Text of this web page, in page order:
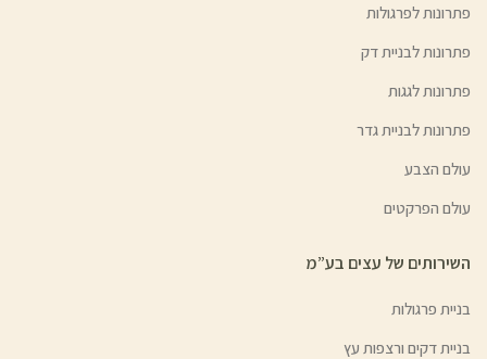
פתרונות לפרגולות
פתרונות לבניית דק
פתרונות לגגות
פתרונות לבניית גדר
עולם הצבע
עולם הפרקטים
השירותים של עצים בע”מ
בניית פרגולות
בניית דקים ורצפות עץ